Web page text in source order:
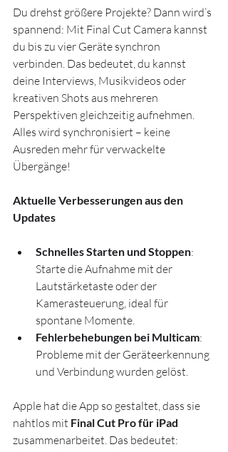
Du drehst größere Projekte? Dann wird’s
spannend: Mit Final Cut Camera kannst
du bis zu vier Geräte synchron
verbinden. Das bedeutet, du kannst
deine Interviews, Musikvideos oder
kreativen Shots aus mehreren
Perspektiven gleichzeitig aufnehmen.
Alles wird synchronisiert – keine
Ausreden mehr für verwackelte
Übergänge!
Aktuelle Verbesserungen aus den
Updates
Schnelles Starten und Stoppen:
Starte die Aufnahme mit der
Lautstärketaste oder der
Kamerasteuerung, ideal für
spontane Momente.
Fehlerbehebungen bei Multicam:
Probleme mit der Geräteerkennung
und Verbindung wurden gelöst.
Apple hat die App so gestaltet, dass sie
nahtlos mit Final Cut Pro für iPad
zusammenarbeitet. Das bedeutet: